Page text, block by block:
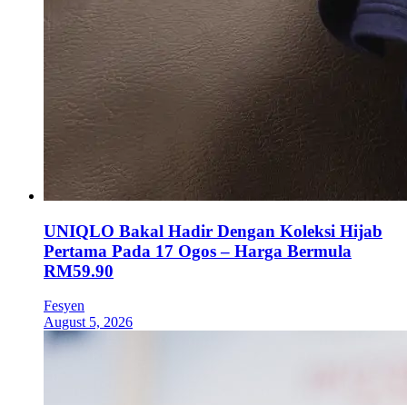
UNIQLO Bakal Hadir Dengan Koleksi Hijab
Pertama Pada 17 Ogos – Harga Bermula
RM59.90
Fesyen
August 5, 2026